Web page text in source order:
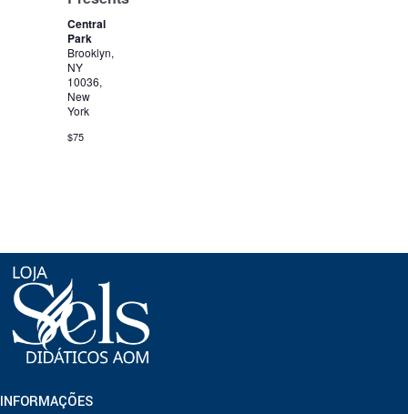
Central
Park
Brooklyn,
NY
10036,
New
York
$75
INFORMAÇÕES